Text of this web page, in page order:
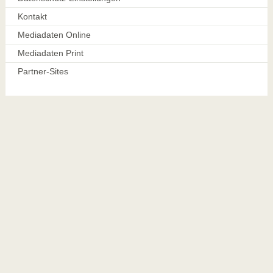
Kontakt
Mediadaten Online
Mediadaten Print
Partner-Sites